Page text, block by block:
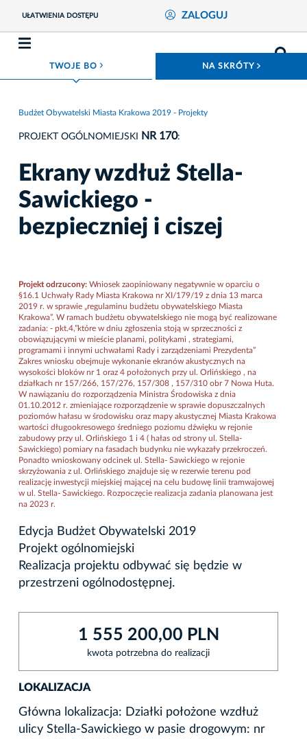
UŁATWIENIA DOSTĘPU ZALOGUJ
TWOJE BO ROZWIŃ MENU NA SKRÓTY
Budżet Obywatelski Miasta Krakowa 2019 - Projekty
PROJEKT OGÓLNOMIEJSKI NR 170:
Ekrany wzdłuż Stella-
Sawickiego -
bezpieczniej i ciszej
Projekt odrzucony: Wniosek zaopiniowany negatywnie w oparciu o
§16.1 Uchwały Rady Miasta Krakowa nr XI/179/19 z dnia 13 marca
2019 r. w sprawie „regulaminu budżetu obywatelskiego Miasta
Krakowa”. W ramach budżetu obywatelskiego nie mogą być realizowane
zadania: - pkt.4,”które w dniu zgłoszenia stoją w sprzeczności z
obowiązującymi w mieście planami, politykami , strategiami,
programami i innymi uchwałami Rady i zarządzeniami Prezydenta”
Zakres wniosku obejmuje wykonanie ekranów akustycznych na
wysokości bloków nr 1 oraz 4 położonych przy ul. Orlińskiego , na
działkach nr 157/266, 157/276, 157/308 , 157/310 obr 7 Nowa Huta.
W nawiązaniu do rozporządzenia Ministra Środowiska z dnia
01.10.2012 r. zmieniające rozporządzenie w sprawie dopuszczalnych
poziomów hałasu w środowisku oraz mapy akustycznej Miasta Krakowa
wartości długookresowego średniego poziomu dźwięku w rejonie
zabudowy przy ul. Orlińskiego 1 i 4 ( hałas od strony ul. Stella-
Sawickiego) pomiary na fasadach budynku nie wykazały przekroczeń.
Ponadto wnioskowany odcinek ul. Stella- Sawickiego w rejonie
skrzyżowania z ul. Orlińskiego znajduje się w rezerwie terenu pod
realizację inwestycji miejskiej mającej na celu budowę linii tramwajowej
w ul. Stella- Sawickiego. Rozpoczęcie realizacja zadania planowana jest
na 2023 r.
Edycja Budżet Obywatelski 2019
Projekt ogólnomiejski
Realizacja projektu odbywać się będzie w
przestrzeni ogólnodostępnej.
1 555 200,00 PLN
kwota potrzebna do realizacji
LOKALIZACJA
Główna lokalizacja: Działki położone wzdłuż
ulicy Stella-Sawickiego w pasie drogowym: nr